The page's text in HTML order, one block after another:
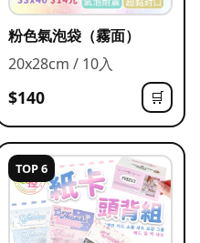
粉色氣泡袋（霧面）
20x28cm / 10入
$140 🛒
TOP 6